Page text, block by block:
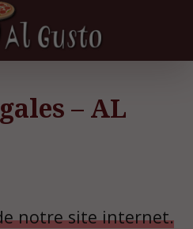
– AL
notre site internet.